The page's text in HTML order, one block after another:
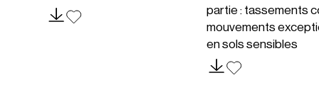
partie : tassements
mouvements
en sols sensibles